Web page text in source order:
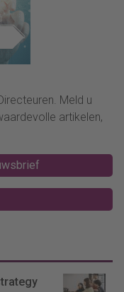
Meld u
artikelen,